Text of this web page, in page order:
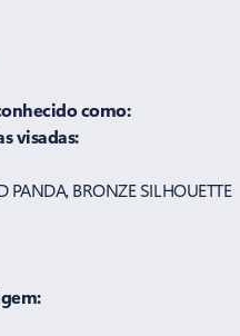
como:
PANDA, BRONZE